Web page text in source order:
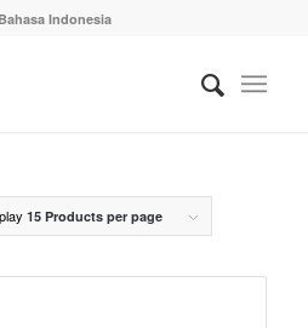
Bahasa Indonesia
15 Products per page